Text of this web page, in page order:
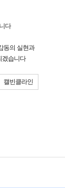
다
동의 실현과
겠습니다
캘빈클라인